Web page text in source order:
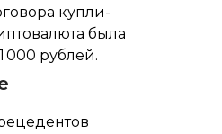
купли-
была
000 рублей.